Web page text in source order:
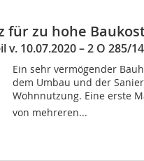
für zu hohe
v. 10.07.2020 – 2 O 285/
Ein sehr vermögender
dem Umbau und der
Wohnnutzung. Eine erste
von mehreren...